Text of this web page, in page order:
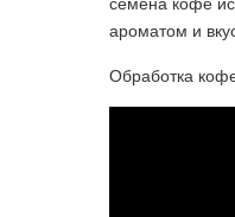
ароматом и
Обработка